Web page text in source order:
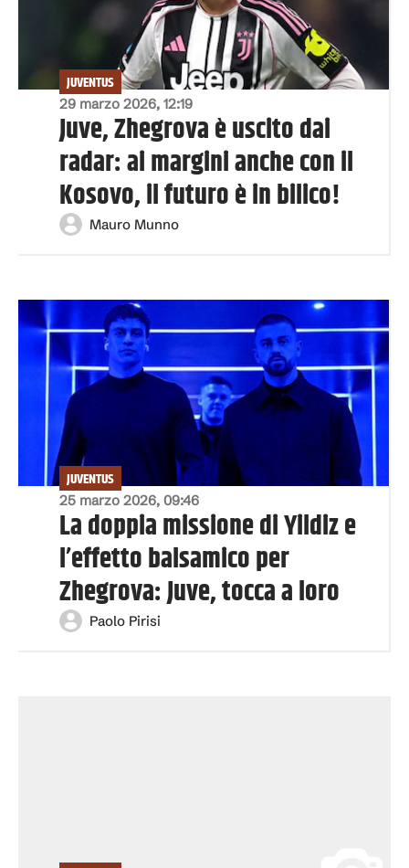
29 marzo 2026, 12:19
JUVENTUS
Juve, Zhegrova è uscito dai
radar: ai margini anche con il
Kosovo, il futuro è in bilico!
Mauro Munno
25 marzo 2026, 09:46
JUVENTUS
La doppia missione di Yildiz e
l’effetto balsamico per
Zhegrova: Juve, tocca a loro
Paolo Pirisi